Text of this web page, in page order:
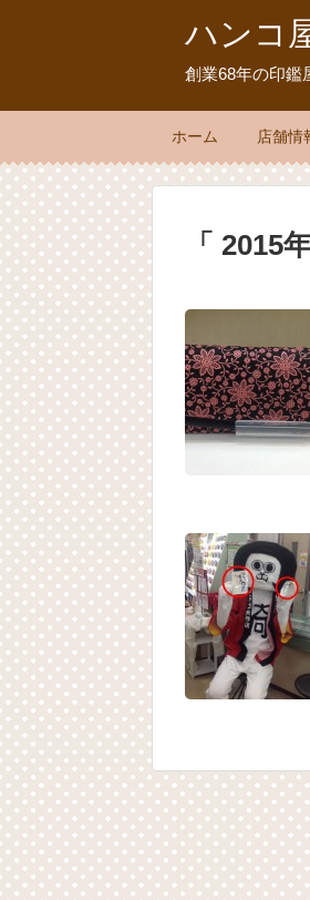
ハンコ
創業68年の印鑑
ホーム 店舗
「 2015